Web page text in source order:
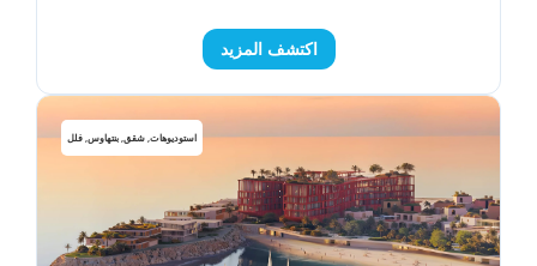
اكتشف المزيد
استوديوهات, شقق, بنتهاوس, فلل